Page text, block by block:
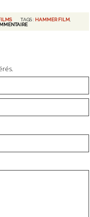
TAGS : HAMMER FILM